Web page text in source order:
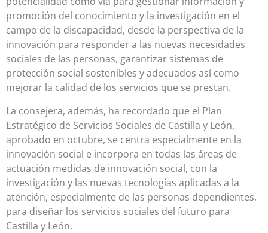
promoción del conocimiento y la investigación en el
campo de la discapacidad, desde la perspectiva de la
innovación para responder a las nuevas necesidades
sociales de las personas, garantizar sistemas de
protección social sostenibles y adecuados así como
mejorar la calidad de los servicios que se prestan.
La consejera, además, ha recordado que el Plan
Estratégico de Servicios Sociales de Castilla y León,
aprobado en octubre, se centra especialmente en la
innovación social e incorpora en todas las áreas de
actuación medidas de innovación social, con la
investigación y las nuevas tecnologías aplicadas a la
atención, especialmente de las personas dependientes,
para diseñar los servicios sociales del futuro para
Castilla y León.